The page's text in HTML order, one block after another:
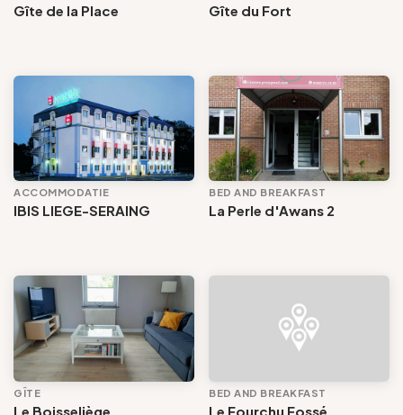
Gîte de la Place Gîte du Fort
ACCOMMODATIE
IBIS LIEGE-SERAING
BED AND BREAKFAST
La Perle d'Awans 2
GÎTE
Le Boisseliège
BED AND BREAKFAST
Le Fourchu Fossé